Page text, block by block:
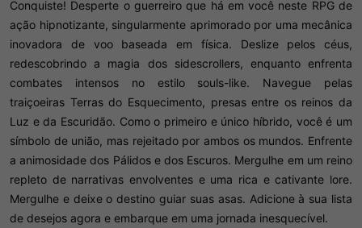
Conquiste! Desperte o guerreiro que há em você neste RPG de
ação hipnotizante, singularmente aprimorado por uma mecânica
inovadora de voo baseada em física. Deslize pelos céus,
redescobrindo a magia dos sidescrollers, enquanto enfrenta
combates intensos no estilo souls-like. Navegue pelas
traiçoeiras Terras do Esquecimento, presas entre os reinos da
Luz e da Escuridão. Como o primeiro e único híbrido, você é um
símbolo de união, mas rejeitado por ambos os mundos. Enfrente
a animosidade dos Pálidos e dos Escuros. Mergulhe em um reino
repleto de narrativas envolventes e uma rica e cativante lore.
Mergulhe e deixe o destino guiar suas asas. Adicione à sua lista
de desejos agora e embarque em uma jornada inesquecível.